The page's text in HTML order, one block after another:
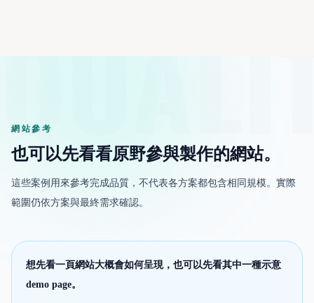
網站參考
也可以先看看原野參與製作的網站。
這些案例用來參考完成品質，不代表各方案都包含相同規模。實際
範圍仍依方案與最終需求確認。
想先看一頁網站大概會如何呈現，也可以先看其中一種示意
demo page。